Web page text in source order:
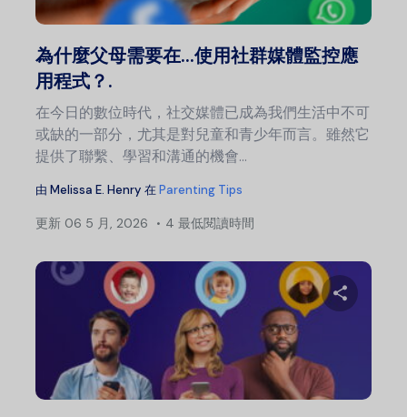
為什麼父母需要在...使用社群媒體監控應
用程式？.
在今日的數位時代，社交媒體已成為我們生活中不可
或缺的一部分，尤其是對兒童和青少年而言。雖然它
提供了聯繫、學習和溝通的機會...
由 Melissa E. Henry 在Parenting Tips
更新 06 5 月, 2026 4 最低閱讀時間